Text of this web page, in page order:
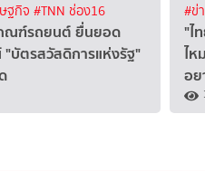
ฐกิจ #TNN ช่อง16
ณฑ์รถยนต์ ยื่นยอด
บัตรสวัสดิการแห่งรัฐ"
#ข่
"ไ
ไห
อ